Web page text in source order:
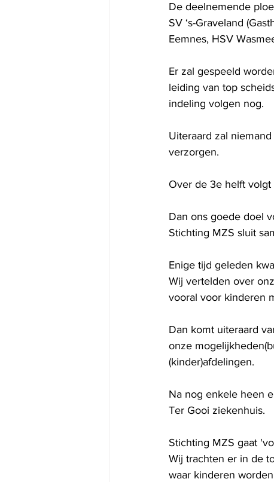
De deelnemende
SV ‘s-Graveland
Eemnes, HSV
Er zal gespeeld
leiding van top
indeling volgen nog.
Uiteraard zal
verzorgen.
Over de 3e helft
Dan ons goede doel
Stichting MZS sluit
Enige tijd geleden
Wij vertelden over
vooral voor kinderen
Dan komt uiteraard
onze
(kinder)afdelingen.
Na nog enkele heen
Ter Gooi ziekenhuis.
Stichting MZS gaat
Wij trachten er in de
waar kinderen